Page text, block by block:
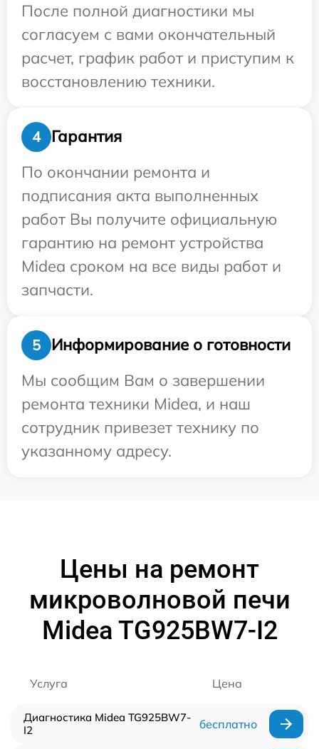
После полной диагностики мы
согласуем с вами окончательный
расчет, график работ и приступим к
восстановлению техники.
4
Гарантия
По окончании ремонта и
подписания акта выполненных
работ Вы получите официальную
гарантию на ремонт устройства
Midea сроком на все виды работ и
запчасти.
5
Информирование о готовности
Мы сообщим Вам о завершении
ремонта техники Midea, и наш
сотрудник привезет технику по
указанному адресу.
Цены на ремонт
микроволновой печи
Midea TG925BW7-I2
Услуга Цена
Диагностика Midea TG925BW7-
I2
бесплатно